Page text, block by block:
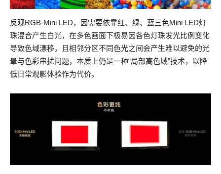
反观RGB-Mini LED，因需要依靠红、绿、蓝三色Mini LED灯
珠混合产生白光，在多色画面下极易因各色灯珠发光比例变化
导致色域漂移，且相邻分区不同色光之间会产生难以避免的光
晕与色彩串扰问题，本质上仍是一种“局部高色域”技术，以降
低日常观影体验作为代价。